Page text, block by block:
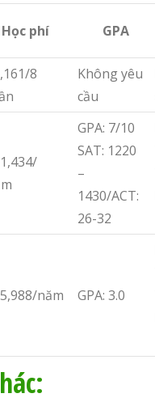
Học phí GPA
8
Không yêu
cầu
GPA: 7/10
SAT: 1220
–
1430/ACT:
26-32
năm GPA: 3.0